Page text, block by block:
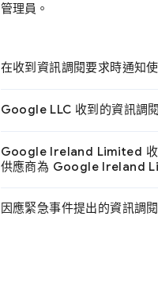
管理員。
在收到資訊調閱要求時通知
Google LLC 收到的資訊調
Google Ireland Limited 收
供應商為 Google Ireland
因應緊急事件提出的資訊調